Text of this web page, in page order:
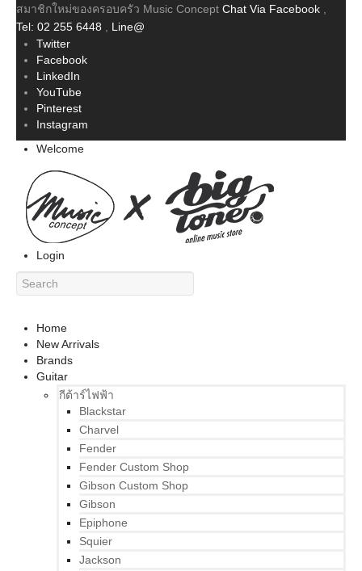
สมาชิกใหม่ของครอบครัว Music Concept Chat Via Facebook
Tel: 02 255 6448
Line@
Twitter
Facebook
LinkedIn
YouTube
Pinterest
Instagram
Welcome
Login
Home
New Arrivals
Brands
Guitar
กีต้าร์ไฟฟ้า
Blackstar
Charvel
Fender
Fender Custom Shop
Gibson Custom Shop
Gibson
Epiphone
Squier
Jackson